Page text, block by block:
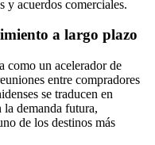
y acuerdos comerciales.
a largo plazo
como un acelerador de
entre compradores
se traducen en
la demanda futura,
de los destinos más